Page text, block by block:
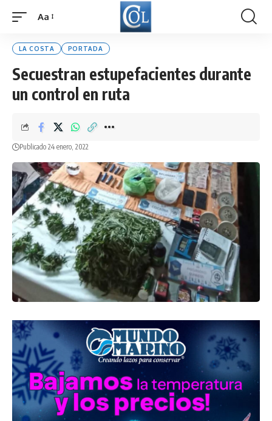
Font
Aa
LA COSTA PORTADA
Secuestran estupefacientes durante
un control en ruta
Publicado 24 enero, 2022